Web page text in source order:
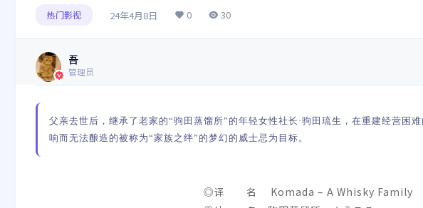
热门影视 24年4月8日 0 30
吾
管理员
父亲去世后，继承了老家的“驹田蒸馏所”的年轻女性社长·驹田琉生，在重建经营困
响而无法酿造的被称为“家族之绊”的梦幻的威士忌为目标。
◎译 名 Komada – A Whisky Family